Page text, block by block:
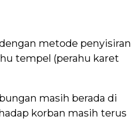
metode penyisiran
tempel (perahu karet
masih berada di
korban masih terus